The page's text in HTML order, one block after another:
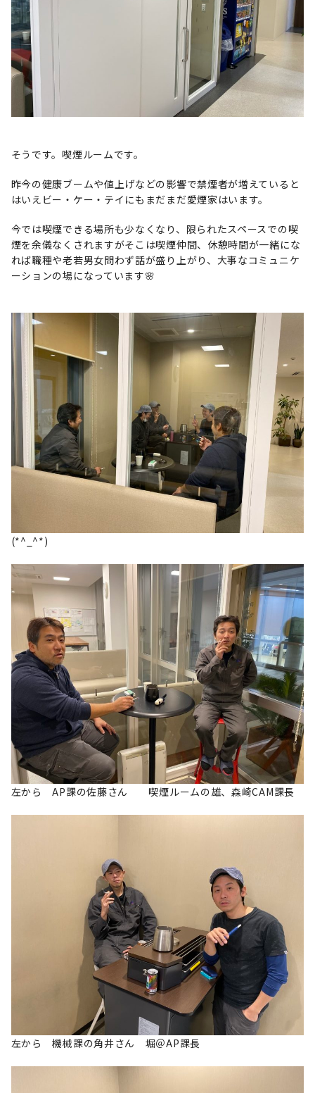
そうです。喫煙ルームです。
昨今の健康ブームや値上げなどの影響で禁煙者が増えていると
はいえビー・ケー・テイにもまだまだ愛煙家はいます。
今では喫煙できる場所も少なくなり、限られたスペースでの喫
煙を余儀なくされますがそこは喫煙仲間、休憩時間が一緒にな
れば職種や老若男女問わず話が盛り上がり、大事なコミュニケ
ーションの場になっています🌸
(*^_^*)
左から AP課の佐藤さん 喫煙ルームの雄、森崎CAM課長
左から 機械課の角井さん 堀＠AP課長